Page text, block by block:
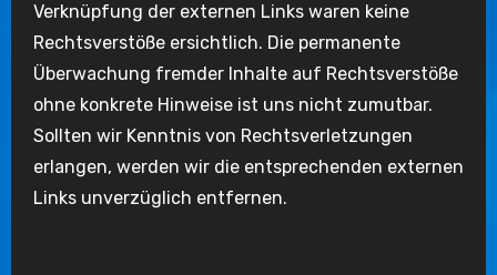
Verknüpfung der externen Links waren keine
Rechtsverstöße ersichtlich. Die permanente
Überwachung fremder Inhalte auf Rechtsverstöße
ohne konkrete Hinweise ist uns nicht zumutbar.
Sollten wir Kenntnis von Rechtsverletzungen
erlangen, werden wir die entsprechenden externen
Links unverzüglich entfernen.